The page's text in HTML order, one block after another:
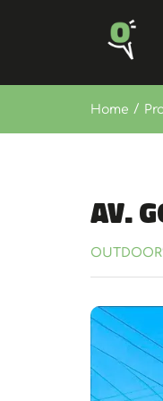
Home /
Av.
OUTDOOR